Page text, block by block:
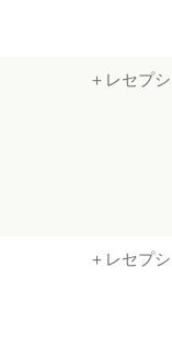
＋レセプ
＋レセプ